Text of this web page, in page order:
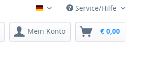
Deutsch Service/Hilfe
Mein Konto € 0,00